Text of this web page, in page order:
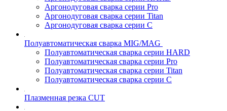
Аргонодуговая сварка серии Pro
Аргонодуговая сварка серии Titan
Аргонодуговая сварка серии С
Полуавтоматическая сварка MIG/MAG
Полуавтоматическая сварка серии HARD
Полуавтоматическая сварка серии Pro
Полуавтоматическая сварка серии Titan
Полуавтоматическая сварка серии С
Плазменная резка CUT